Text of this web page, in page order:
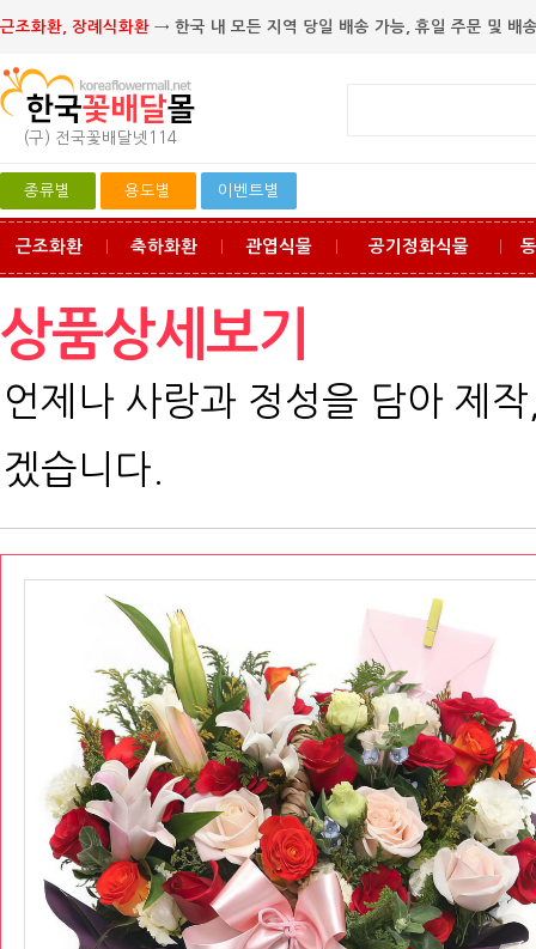
근조화환, 장례식화환 → 한국 내 모든 지역 당일 배송 가능, 휴일 주문 및 배
(구) 전국꽃배달넷114
종류별 용도별 이벤트별
근조화환 축하화환 관엽식물 공기정화식물
상품상세보기
언제나 사랑과 정성을 담아 제
겠습니다.